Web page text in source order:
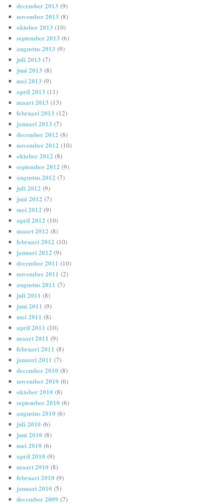
december 2013 (9)
november 2013 (8)
oktober 2013 (10)
september 2013 (6)
augustus 2013 (9)
juli 2013 (7)
juni 2013 (8)
mei 2013 (9)
april 2013 (11)
maart 2013 (13)
februari 2013 (12)
januari 2013 (7)
december 2012 (8)
november 2012 (10)
oktober 2012 (8)
september 2012 (9)
augustus 2012 (7)
juli 2012 (9)
juni 2012 (7)
mei 2012 (9)
april 2012 (10)
maart 2012 (8)
februari 2012 (10)
januari 2012 (9)
december 2011 (10)
november 2011 (2)
augustus 2011 (7)
juli 2011 (8)
juni 2011 (9)
mei 2011 (8)
april 2011 (10)
maart 2011 (9)
februari 2011 (8)
januari 2011 (7)
december 2010 (8)
november 2010 (6)
oktober 2010 (8)
september 2010 (6)
augustus 2010 (6)
juli 2010 (6)
juni 2010 (8)
mei 2010 (6)
april 2010 (9)
maart 2010 (8)
februari 2010 (9)
januari 2010 (5)
december 2009 (7)